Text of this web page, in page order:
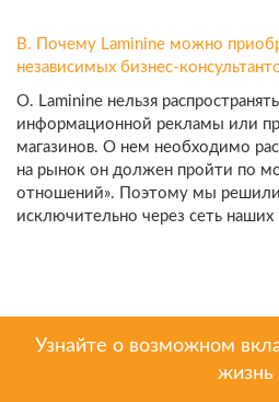
В. Почему Laminine можно
независимых бизнес-
О. Laminine нельзя
информационной рекламы или
магазинов. О нем необходимо
на рынок он должен пройти по
отношений». Поэтому мы решили
исключительно через сеть
Узнайте о возможном
жизнь